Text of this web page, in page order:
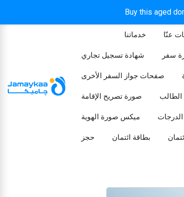
Buy this aged
خدماتنا عنّا
شهادة تسجيل تجاري سفر
صفحات جواز السفر الأخرى
صورة تصريح الإقامة الطالب
ميكس صورة الهوية
حجز بطاقة ائتمان